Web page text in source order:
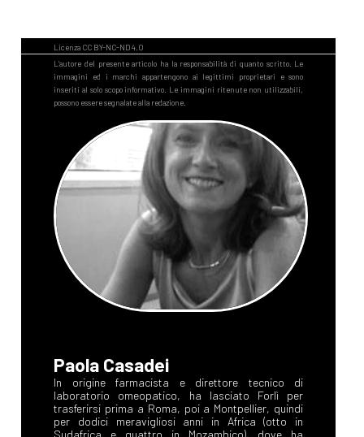
Paola Casadei
In origine farmacista e direttore tecnico di
laboratorio omeopatico, ha lasciato Forlì per
trasferirsi prima a Roma, poi a Montpellier, quindi
per dodici meravigliosi anni in Africa (otto in
Sudafrica e quattro in Mozambico), dove ha